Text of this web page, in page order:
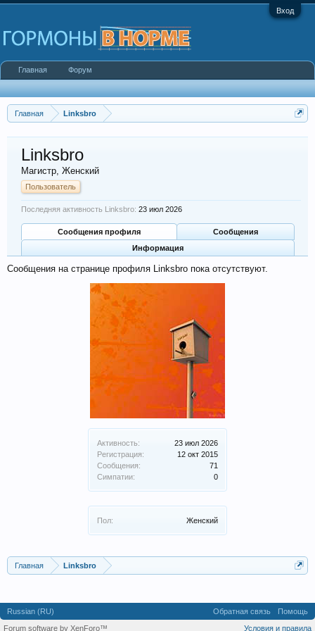
Вход
Главная Linksbro
Активность:
23 июл 2026
Регистрация:
12 окт 2015
Сообщения:
71
Симпатии:
0
Пол: Женский
Linksbro
Магистр, Женский
Пользователь
Последняя активность Linksbro: 23 июл 2026
Сообщения профиля
Сообщения
Информация
Сообщения на странице профиля Linksbro пока отсутствуют.
Главная Linksbro
Главная Форум
Russian (RU) Обратная связь
Помощь
Условия и правила
Forum software by XenForo™